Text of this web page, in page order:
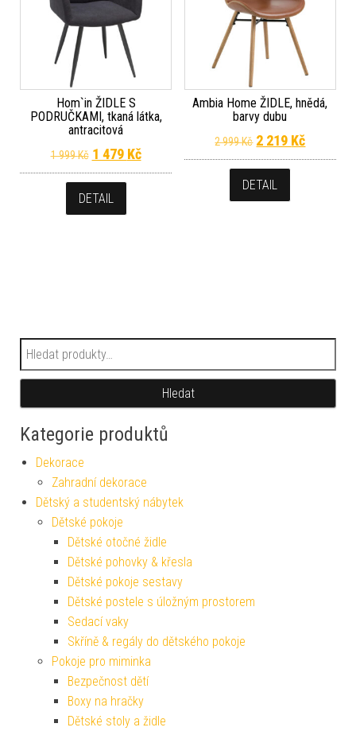
Hom`in ŽIDLE S
PODRUČKAMI, tkaná látka,
antracitová
1 999Kč Původní cena byla: 1 999 Kč.
1 479 KčAktuální cena je: 1 479 Kč.
DETAIL
Ambia Home ŽIDLE, hnědá,
barvy dubu
2 999Kč Původní cena
2 219 KčAktuální
DETAIL
Hledat:
Hledat
Kategorie produktů
Dekorace
Zahradní dekorace
Dětský a studentský nábytek
Dětské pokoje
Dětské otočné židle
Dětské pohovky & křesla
Dětské pokoje sestavy
Dětské postele s úložným prostorem
Sedací vaky
Skříně & regály do dětského pokoje
Pokoje pro miminka
Bezpečnost dětí
Boxy na hračky
Dětské stoly a židle